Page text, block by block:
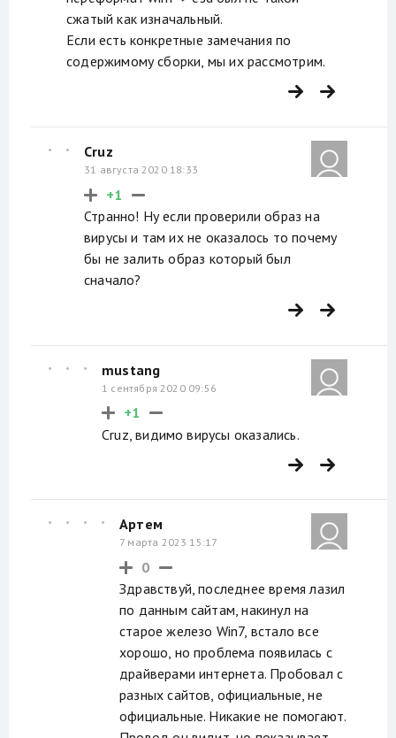
сжатый как изначальный.
Если есть конкретные замечания по
содержимому сборки, мы их рассмотрим.
Cruz
31 августа 2020 18:33
+1
Странно! Ну если проверили образ на
вирусы и там их не оказалось то почему
бы не залить образ который был
сначало?
mustang
1 сентября 2020 09:56
+1
Cruz, видимо вирусы оказались.
Артем
7 марта 2023 15:17
0
Здравствуй, последнее время лазил
по данным сайтам, накинул на
старое железо Win7, встало все
хорошо, но проблема появилась с
драйверами интернета. Пробовал с
разных сайтов, официальные, не
официальные. Никакие не помогают.